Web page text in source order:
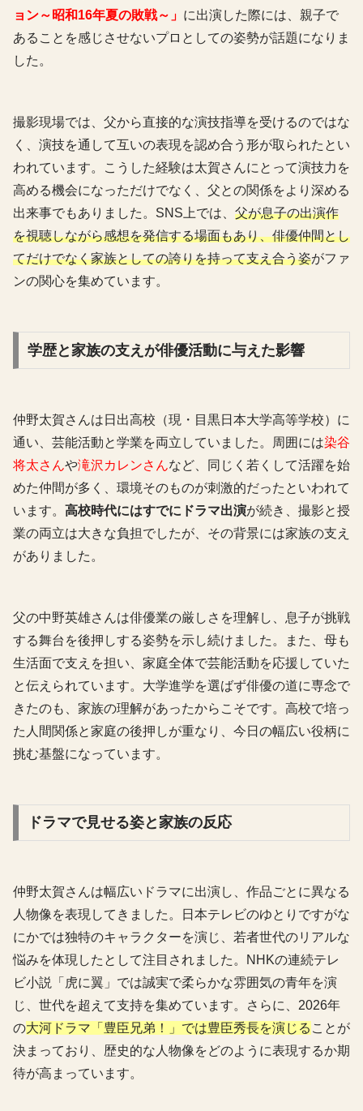
ョン～昭和16年夏の敗戦～」 に出演した際には、親子で
あることを感じさせないプロとしての姿勢が話題になりま
した。
撮影現場では、父から直接的な演技指導を受けるのではな
く、演技を通して互いの表現を認め合う形が取られたとい
われています。こうした経験は太賀さんにとって演技力を
高める機会になっただけでなく、父との関係をより深める
出来事でもありました。SNS上では、 父が息子の出演作
を視聴しながら感想を発信する場面もあり、俳優仲間とし
てだけでなく家族としての誇りを持って支え合う姿がファ
ンの関心を集めています。
学歴と家族の支えが俳優活動に与えた影響
仲野太賀さんは日出高校（現・目黒日本大学高等学校）に
通い、芸能活動と学業を両立していました。周囲には染谷
将太さんや滝沢カレンさんなど、同じく若くして活躍を始
めた仲間が多く、環境そのものが刺激的だったといわれて
います。 高校時代にはすでにドラマ出演が続き、撮影と授
業の両立は大きな負担でしたが、その背景には家族の支え
がありました。
父の中野英雄さんは俳優業の厳しさを理解し、息子が挑戦
する舞台を後押しする姿勢を示し続けました。また、母も
生活面で支えを担い、家庭全体で芸能活動を応援していた
と伝えられています。大学進学を選ばず俳優の道に専念で
きたのも、家族の理解があったからこそです。高校で培っ
た人間関係と家庭の後押しが重なり、今日の幅広い役柄に
挑む基盤になっています。
ドラマで見せる姿と家族の反応
仲野太賀さんは幅広いドラマに出演し、作品ごとに異なる
人物像を表現してきました。日本テレビのゆとりですがな
にかでは独特のキャラクターを演じ、若者世代のリアルな
悩みを体現したとして注目されました。NHKの連続テレ
ビ小説「虎に翼」では誠実で柔らかな雰囲気の青年を演
じ、世代を超えて支持を集めています。さらに、2026年
の大河ドラマ「豊臣兄弟！」では豊臣秀長を演じる ことが
決まっており、歴史的な人物像をどのように表現するか期
待が高まっています。